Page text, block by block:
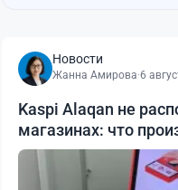
Новости
Жанна Амирова·6
Kaspi Alaqan не
магазинах: что